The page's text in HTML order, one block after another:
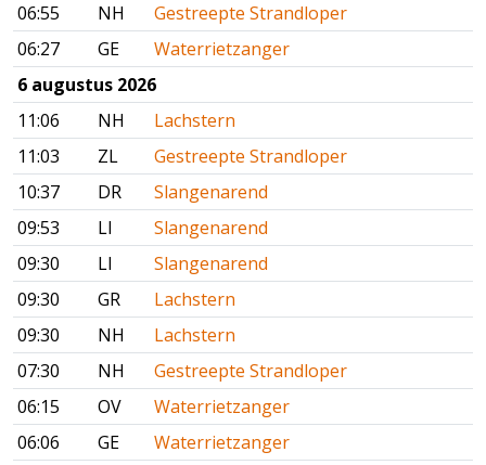
06:55
NH
Gestreepte Strandloper
06:27
GE
Waterrietzanger
6 augustus 2026
11:06
NH
Lachstern
11:03
ZL
Gestreepte Strandloper
10:37
DR
Slangenarend
09:53
LI
Slangenarend
09:30
LI
Slangenarend
09:30
GR
Lachstern
09:30
NH
Lachstern
07:30
NH
Gestreepte Strandloper
06:15
OV
Waterrietzanger
06:06
GE
Waterrietzanger